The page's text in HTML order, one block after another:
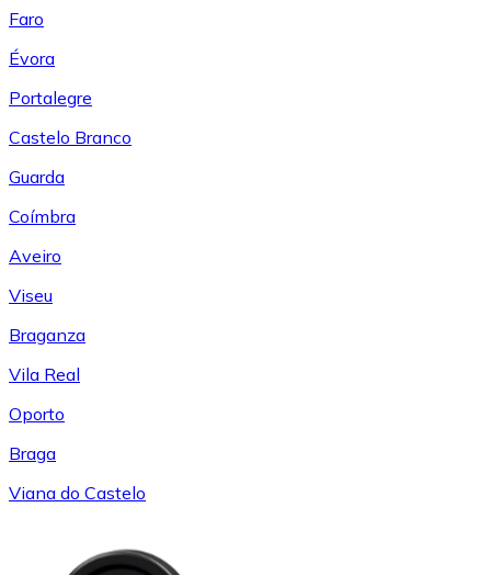
Faro
Évora
Portalegre
Castelo Branco
Guarda
Coímbra
Aveiro
Viseu
Braganza
Vila Real
Oporto
Braga
Viana do Castelo